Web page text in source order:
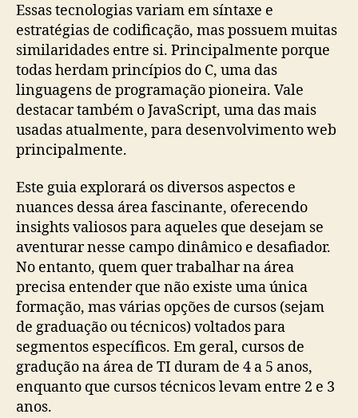
Essas tecnologias variam em síntaxe e
estratégias de codificação, mas possuem muitas
similaridades entre si. Principalmente porque
todas herdam princípios do C, uma das
linguagens de programação pioneira. Vale
destacar também o JavaScript, uma das mais
usadas atualmente, para desenvolvimento web
principalmente.
Este guia explorará os diversos aspectos e
nuances dessa área fascinante, oferecendo
insights valiosos para aqueles que desejam se
aventurar nesse campo dinâmico e desafiador.
No entanto, quem quer trabalhar na área
precisa entender que não existe uma única
formação, mas várias opções de cursos (sejam
de graduação ou técnicos) voltados para
segmentos específicos. Em geral, cursos de
gradução na área de TI duram de 4 a 5 anos,
enquanto que cursos técnicos levam entre 2 e 3
anos.